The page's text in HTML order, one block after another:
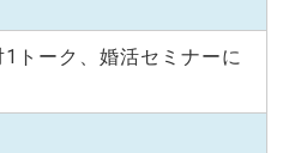
トーク、婚活セミナーに